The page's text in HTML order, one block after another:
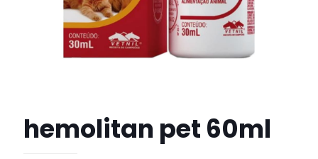
hemolitan pet 60ml